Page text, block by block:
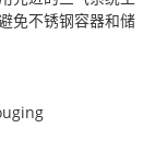
免不锈钢容器和储